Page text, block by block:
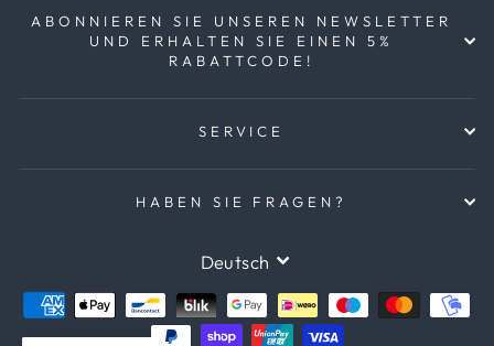
ABONNIEREN SIE UNSEREN NEWSLETTER
UND ERHALTEN SIE EINEN 5%
RABATTCODE!
SERVICE
HABEN SIE FRAGEN?
SPRACHE
Deutsch